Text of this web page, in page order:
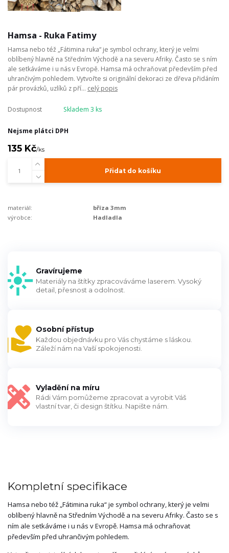
Hamsa - Ruka Fatimy
Hamsa nebo též „Fátimina ruka“ je symbol ochrany, který je velmi
oblíbený hlavně na Středním Východě a na severu Afriky. Často se s ním
ale setkáváme i u nás v Evropě. Hamsa má ochraňovat především před
uhrančivým pohledem. Vytvořte si originální dekoraci ze dřeva přidáním
pár provázků, uzlíků z pří... celý popis
Dostupnost Skladem 3 ks
Nejsme plátci DPH
135 Kč/ks
Přidat do košíku
materiál:
bříza 3mm
výrobce:
Hadladla
Gravírujeme
Materiály na štítky zpracováváme laserem. Vysoký
detail, přesnost a odolnost.
Osobní přístup
Každou objednávku pro Vás chystáme s láskou.
Záleží nám na Vaší spokojenosti.
Vyladění na míru
Rádi Vám pomůžeme zpracovat a vyrobit Váš
vlastní tvar, či design štítku. Napište nám.
Kompletní specifikace
Hamsa nebo též „Fátimina ruka“ je symbol ochrany, který je velmi
oblíbený hlavně na Středním Východě a na severu Afriky. Často se s
ním ale setkáváme i u nás v Evropě. Hamsa má ochraňovat
především před uhrančivým pohledem.